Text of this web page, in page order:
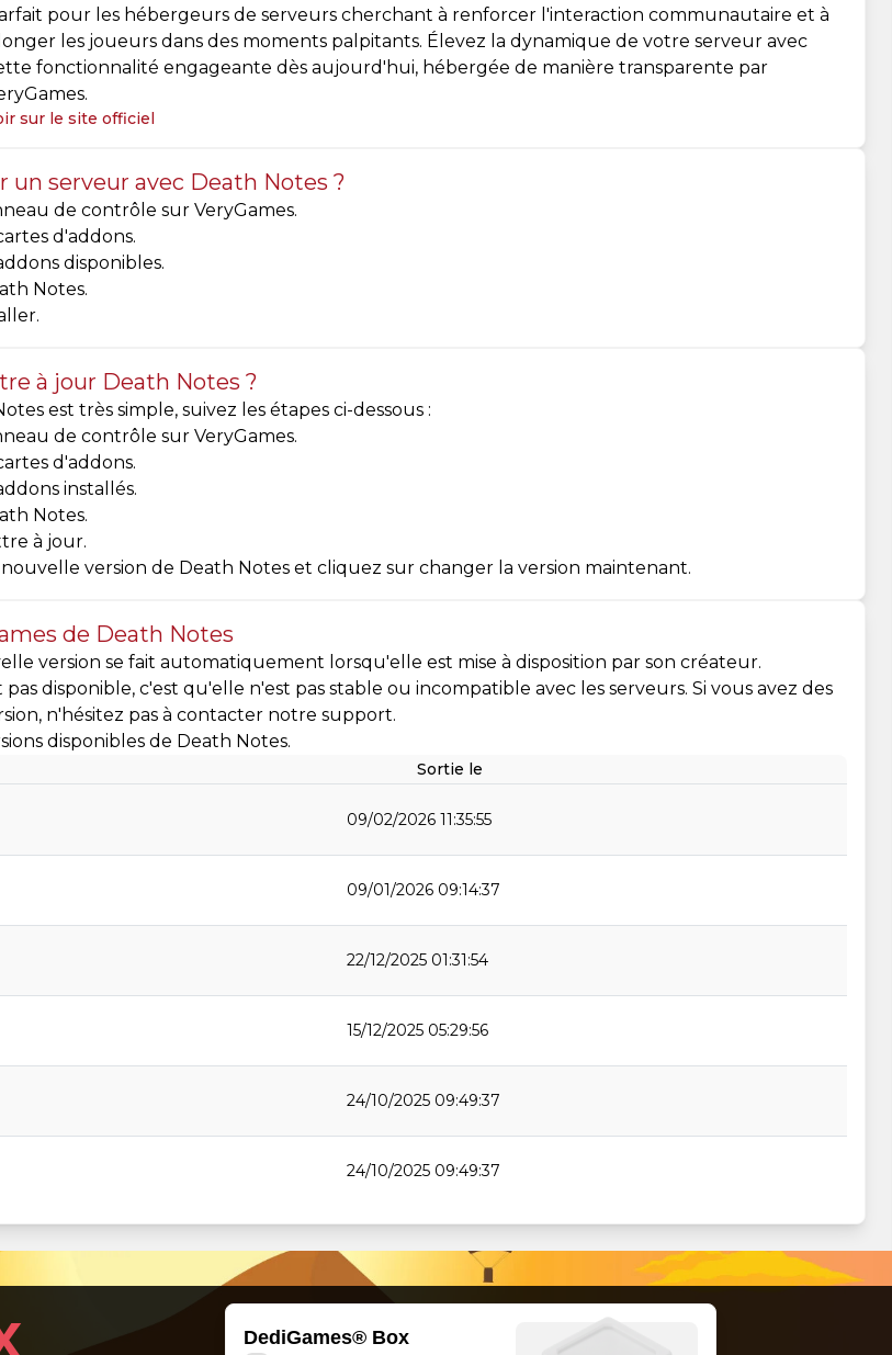
pour les hébergeurs de serveurs cherchant à renforcer l'interaction communautaire et à
les joueurs dans des moments palpitants. Élevez la dynamique de votre serveur avec
fonctionnalité engageante dès aujourd'hui, hébergée de manière transparente par
sur le site officiel
un serveur avec Death Notes ?
de contrôle sur VeryGames.
d'addons.
disponibles.
Notes.
à jour Death Notes ?
est très simple, suivez les étapes ci-dessous :
de contrôle sur VeryGames.
d'addons.
installés.
Notes.
à jour.
version de Death Notes et cliquez sur changer la version maintenant.
de Death Notes
version se fait automatiquement lorsqu'elle est mise à disposition par son créateur.
pas disponible, c'est qu'elle n'est pas stable ou incompatible avec les serveurs. Si vous avez des
n'hésitez pas à contacter notre support.
disponibles de Death Notes.
Sortie le
09/02/2026 11:35:55
09/01/2026 09:14:37
22/12/2025 01:31:54
15/12/2025 05:29:56
24/10/2025 09:49:37
24/10/2025 09:49:37
DediGames® Box